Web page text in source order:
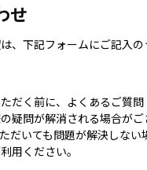
せ
、下記フォームにご記入
だく前に、よくあるご質問
疑問が解消される場合がご
だいても問題が解決しない
用ください。